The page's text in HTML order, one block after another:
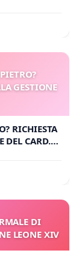
GESTIONE
RICHIESTA
DEL CARD.
DI
LEONE XIV